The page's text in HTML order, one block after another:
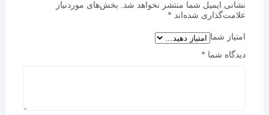
نشانی ایمیل شما منتشر نخواهد شد.
بخش‌های موردنیاز
علامت‌گذاری شده‌اند *
امتیاز شما
دیدگاه شما *